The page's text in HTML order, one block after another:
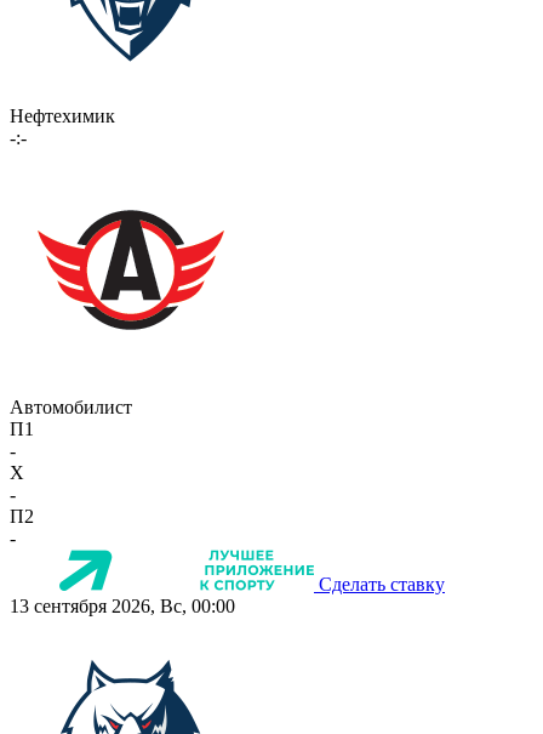
Нефтехимик
-:-
Автомобилист
П1
-
X
-
П2
-
Сделать ставку
13 сентября 2026, Вс, 00:00